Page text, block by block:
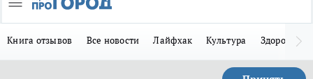
Книга отзывов Все новости Лайфхак Культура Здоровье